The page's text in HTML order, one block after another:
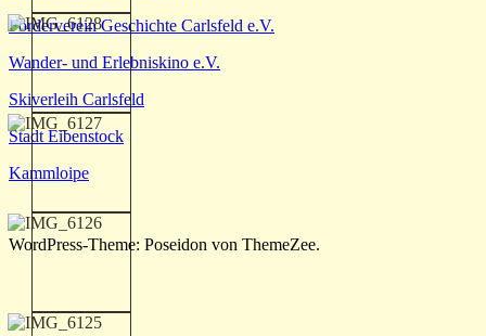
Förderverein Geschichte Carlsfeld e.V.
Wander- und Erlebniskino e.V.
Skiverleih Carlsfeld
Stadt Eibenstock
Kammloipe
WordPress-Theme: Poseidon von ThemeZee.